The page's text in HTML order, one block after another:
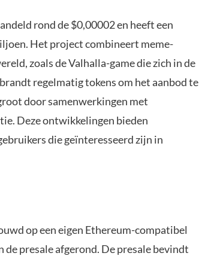
rond de $0,00002 en heeft een
Het project combineert meme-
zoals de Valhalla-game die zich in de
regelmatig tokens om het aanbod te
door samenwerkingen met
Deze ontwikkelingen bieden
die geïnteresseerd zijn in
op een eigen Ethereum-compatibel
presale afgerond. De presale bevindt